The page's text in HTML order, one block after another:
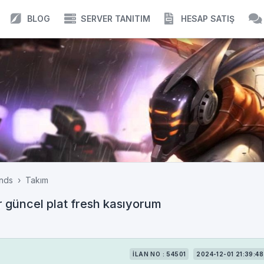
BLOG SERVER TANITIM HESAP SATIŞ
Takım
güncel plat fresh kasıyorum
İLAN NO : 54501 2024-12-01 21:39:48